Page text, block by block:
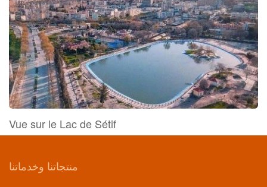
Vue sur le Lac de Sétif
منتجاتنا وخدماتنا